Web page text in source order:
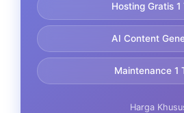
Hosting Gratis 1
AI Content
Maintenance 1
Harga